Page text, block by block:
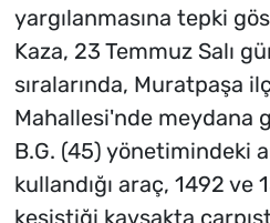
yargılanmasına tepki
Kaza, 23 Temmuz Salı
sıralarında, Muratpaşa
Mahallesi'nde meydana
B.G. (45) yönetimindeki
kullandığı araç, 1492 ve
kesiştiği kavşakta